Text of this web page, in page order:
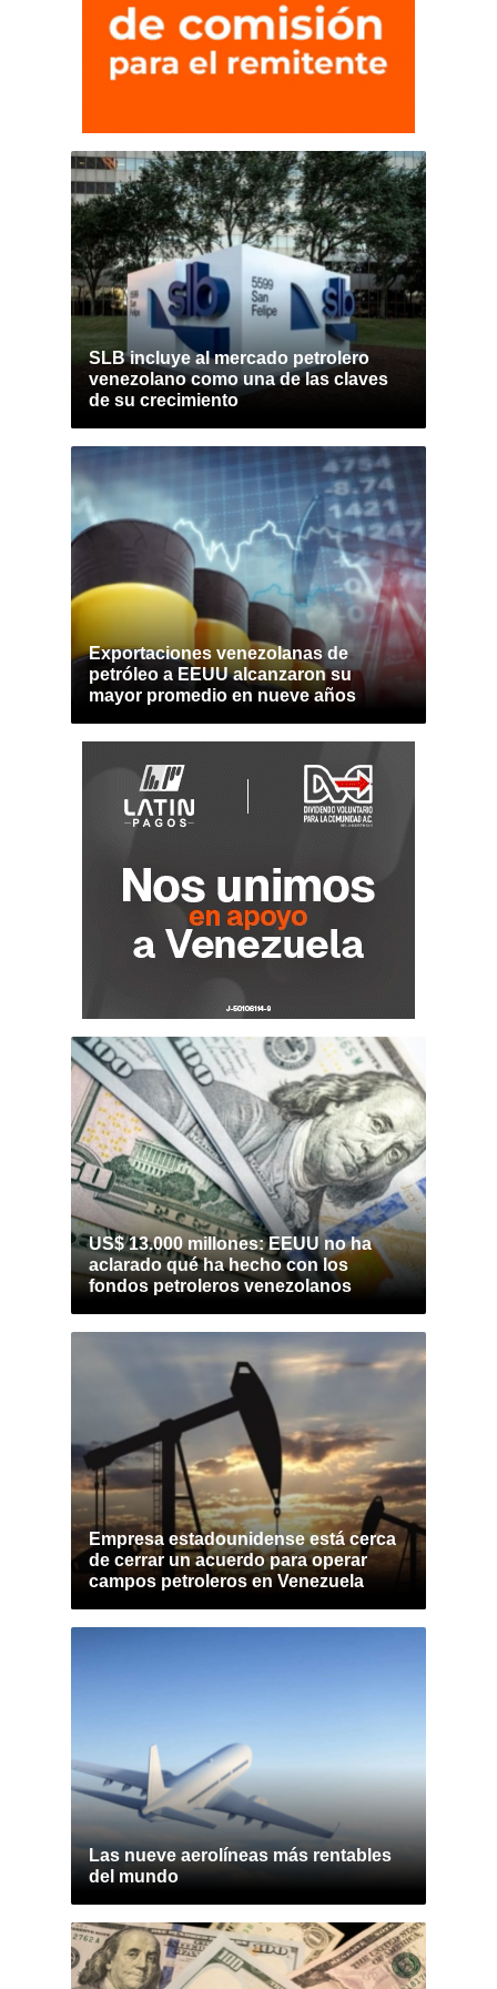
SLB incluye al mercado petrolero
venezolano como una de las claves
de su crecimiento
Exportaciones venezolanas de
petróleo a EEUU alcanzaron su
mayor promedio en nueve años
US$ 13.000 millones: EEUU no ha
aclarado qué ha hecho con los
fondos petroleros venezolanos
Empresa estadounidense está cerca
de cerrar un acuerdo para operar
campos petroleros en Venezuela
Las nueve aerolíneas más rentables
del mundo